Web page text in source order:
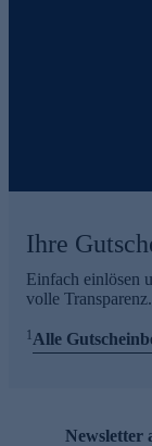
Ihre
Einfach einlösen
volle Transparenz.
1Alle
Newsletter